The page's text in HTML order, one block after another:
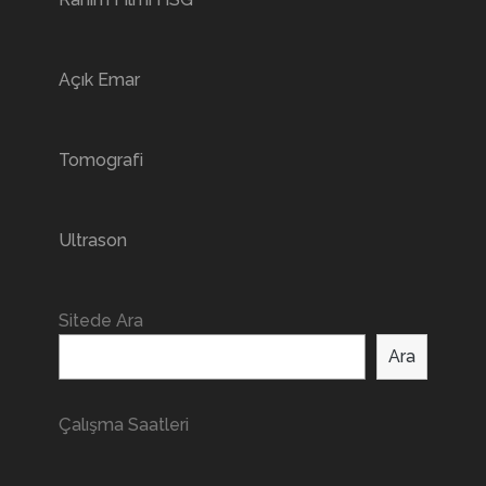
Açık Emar
Tomografi
Ultrason
Sitede Ara
Ara
Çalışma Saatleri